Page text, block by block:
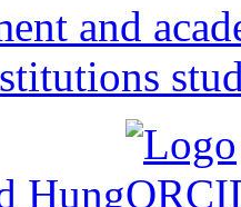
and
Hung